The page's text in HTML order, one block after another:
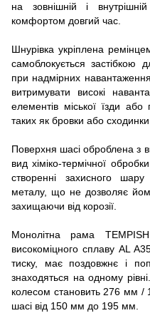
на зовнішній і
комфортом довгий час.
Шнурівка укріплена
самоблокується застібкою
при надмірних
витримувати високі
елементів міської їзди
таких як бровки або сходинки.
Поверхня шасі оброблена з
вид хіміко-термічної
створенні захисного
металу, що не дозволяє
захищаючи від корозії.
Монолітна рама
високоміцного сплаву AL
тиску, має поздовжнє і
знаходяться на одному
колесом становить 276 мм /
шасі від 150 мм до 195 мм.